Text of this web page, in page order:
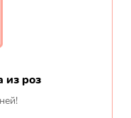
из роз